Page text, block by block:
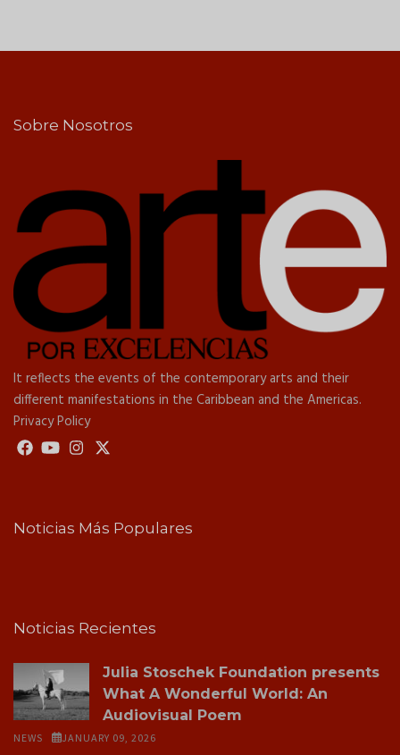
Sobre Nosotros
It reflects the events of the contemporary arts and their
different manifestations in the Caribbean and the Americas.
Privacy Policy
Noticias Más Populares
Noticias Recientes
Julia Stoschek Foundation presents
What A Wonderful World: An
Audiovisual Poem
NEWS JANUARY 09, 2026